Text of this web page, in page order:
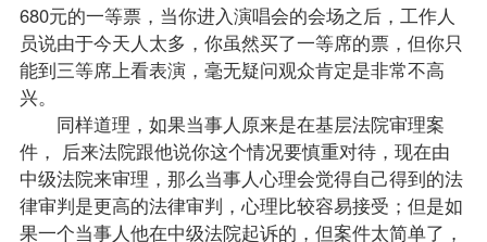
680元的一等票，当你进入演唱会的会场之后，工作人
员说由于今天人太多，你虽然买了一等席的票，但你只
能到三等席上看表演，毫无疑问观众肯定是非常不高
兴。
同样道理，如果当事人原来是在基层法院审理案
件， 后来法院跟他说你这个情况要慎重对待，现在由
中级法院来审理，那么当事人心理会觉得自己得到的法
律审判是更高的法律审判，心理比较容易接受；但是如
果一个当事人他在中级法院起诉的，但案件太简单了，